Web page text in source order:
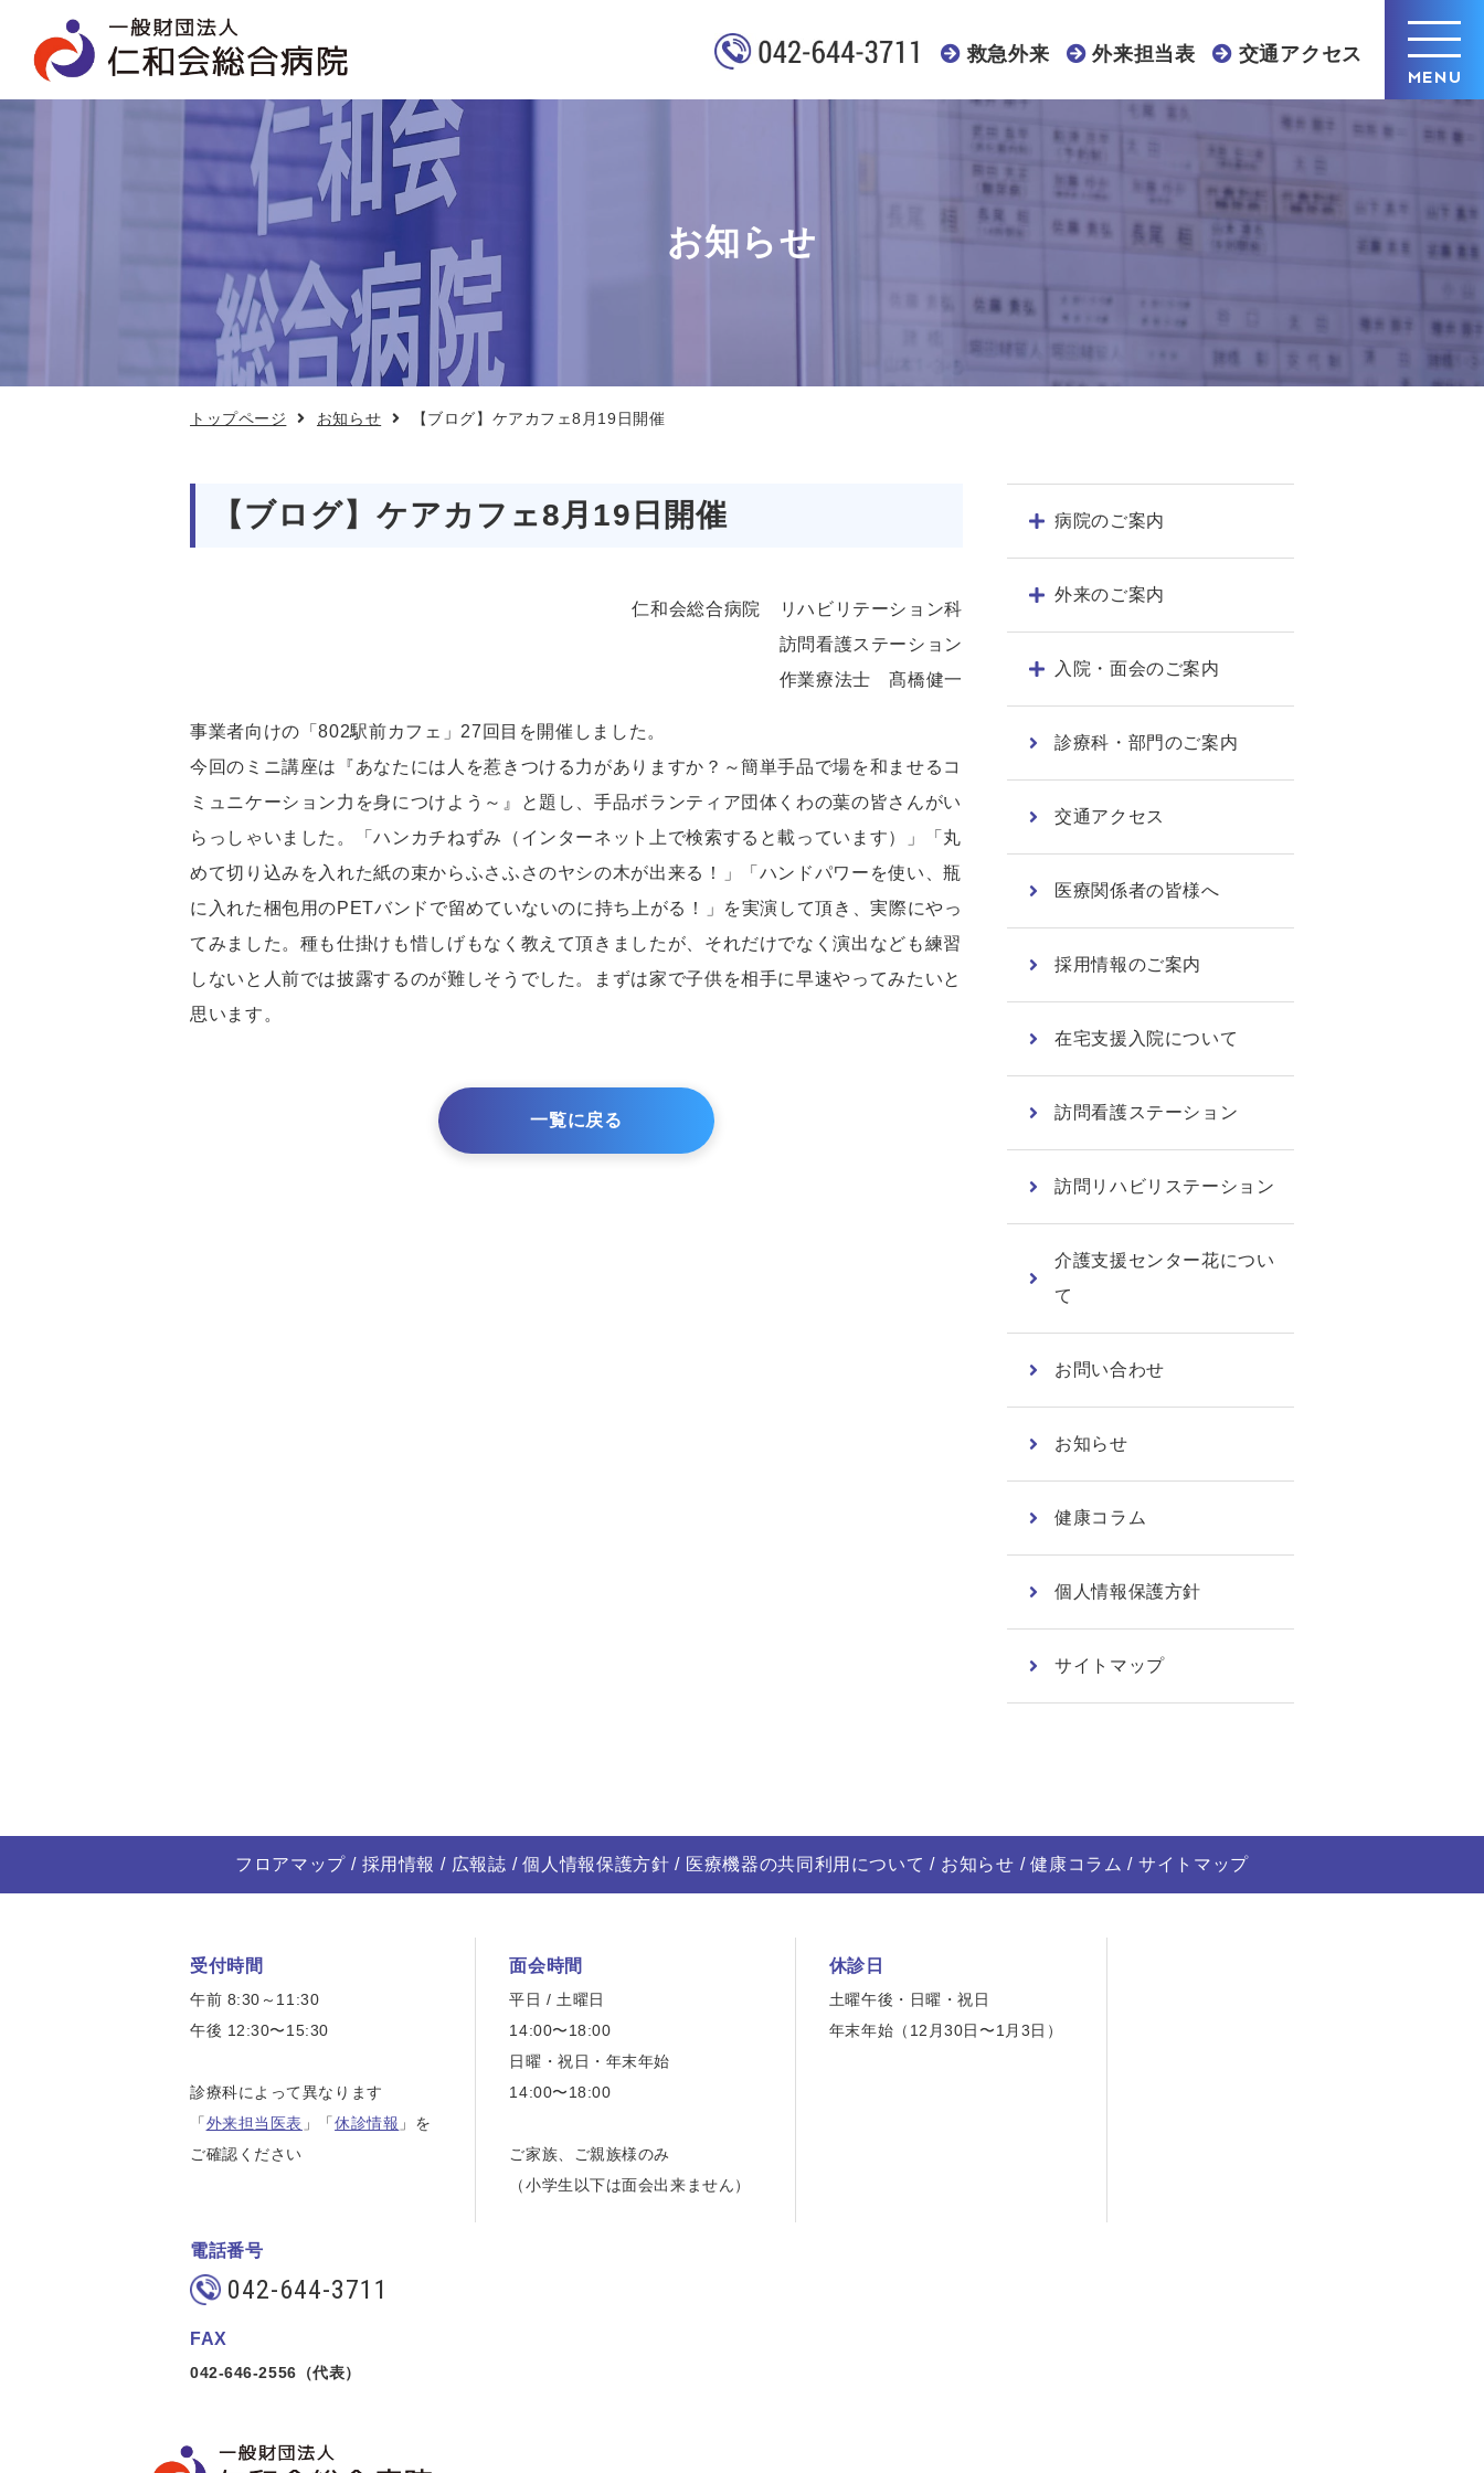
グ】
ア
救急外来 外来担当表 交通アクセス
MENU
お知らせ
トップページ お知らせ 【ブログ】ケアカフェ8月19日開催
【ブログ】ケアカフェ8月19日開催
仁和会総合病院 リハビリテーション科
訪問看護ステーション
作業療法士 髙橋健一
事業者向けの「802駅前カフェ」27回目を開催しました。
今回のミニ講座は『あなたには人を惹きつける力がありますか？～簡単手品で場を和ませるコ
ミュニケーション力を身につけよう～』と題し、手品ボランティア団体くわの葉の皆さんがい
らっしゃいました。「ハンカチねずみ（インターネット上で検索すると載っています）」「丸
めて切り込みを入れた紙の束からふさふさのヤシの木が出来る！」「ハンドパワーを使い、瓶
に入れた梱包用のPETバンドで留めていないのに持ち上がる！」を実演して頂き、実際にやっ
てみました。種も仕掛けも惜しげもなく教えて頂きましたが、それだけでなく演出なども練習
しないと人前では披露するのが難しそうでした。まずは家で子供を相手に早速やってみたいと
思います。
一覧に戻る
病院のご案内
外来のご案内
入院・面会のご案内
診療科・部門のご案内
交通アクセス
医療関係者の皆様へ
採用情報のご案内
在宅支援入院について
訪問看護ステーション
訪問リハビリステーション
介護支援センター花につい
て
お問い合わせ
お知らせ
健康コラム
個人情報保護方針
サイトマップ
フロアマップ 採用情報 広報誌 個人情報保護方針 医療機器の共同利用について お知らせ 健康コラム サイトマップ
受付時間
午前 8:30～11:30
午後 12:30〜15:30
診療科によって異なります
「外来担当医表 」「休診情報 」を
ご確認ください
面会時間
平日 / 土曜日
14:00〜18:00
日曜・祝日・年末年始
14:00〜18:00
ご家族、ご親族様のみ
（小学生以下は面会出来ません）
休診日
土曜午後・日曜・祝日
年末年始（12月30日〜1月3日）
電話番号
042-644-3711
FAX
042-646-2556（代表）